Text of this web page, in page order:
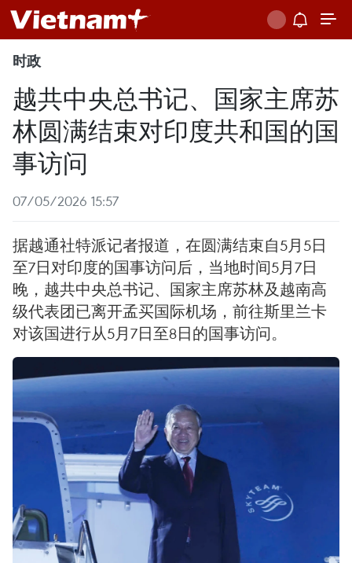
时政
越共中央总书记、国家主席苏
林圆满结束对印度共和国的国
事访问
07/05/2026 15:57
据越通社特派记者报道，在圆满结束自5月5日
至7日对印度的国事访问后，当地时间5月7日
晚，越共中央总书记、国家主席苏林及越南高
级代表团已离开孟买国际机场，前往斯里兰卡
对该国进行从5月7日至8日的国事访问。